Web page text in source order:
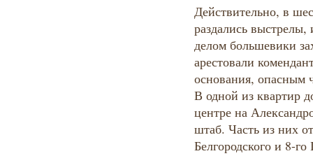
Действительно, в
раздались
делом большевики
арестовали
основания, опасным
В одной из квартир
центре на
штаб. Часть из них
Белгородского и 8-